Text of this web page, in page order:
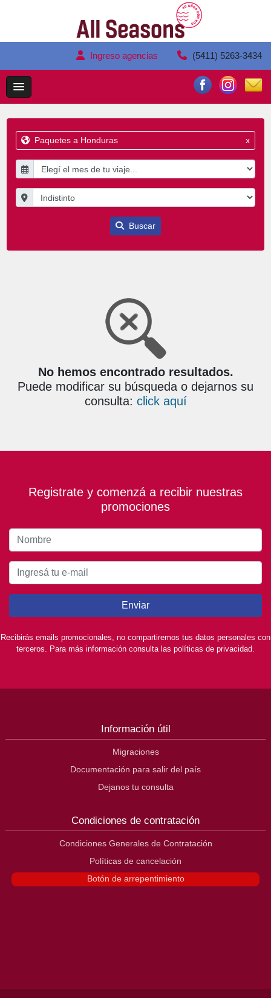
Ingreso agencias (5411) 5263-3434
Paquetes a Honduras x
Buscar
No hemos encontrado resultados.
Puede modificar su búsqueda o dejarnos su
consulta: click aquí
Registrate y comenzá a recibir nuestras
promociones
Enviar
Recibirás emails promocionales, no compartiremos tus datos personales con
terceros. Para más información consulta las políticas de privacidad.
Información útil
Migraciones
Documentación para salir del país
Dejanos tu consulta
Condiciones de contratación
Condiciones Generales de Contratación
Políticas de cancelación
Botón de arrepentimiento